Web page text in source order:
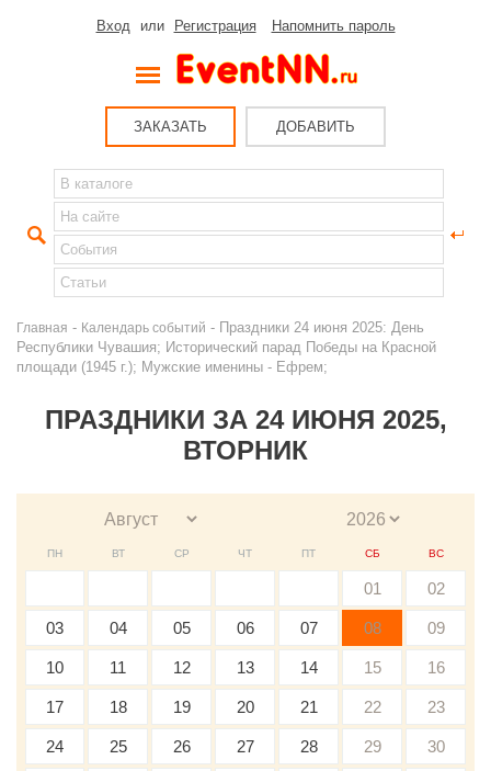
Вход или Регистрация Напомнить пароль
ЗАКАЗАТЬ ДОБАВИТЬ
Главная - Календарь событий - Праздники 24 июня 2025: День
Республики Чувашия; Исторический парад Победы на Красной
площади (1945 г.); Мужские именины - Ефрем;
ПРАЗДНИКИ ЗА 24 ИЮНЯ 2025,
ВТОРНИК
ПН ВТ СР ЧТ ПТ СБ ВС
01 02
03 04 05 06 07 08 09
10 11 12 13 14 15 16
17 18 19 20 21 22 23
24 25 26 27 28 29 30